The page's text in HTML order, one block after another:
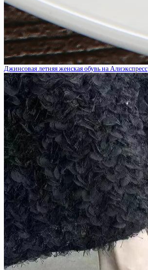
Джинсовая летняя женская обувь на Алиэкспресс